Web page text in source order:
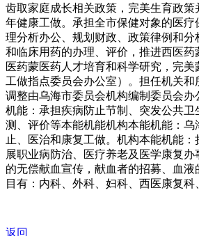
齿取家庭成长相关政策，完美生育政
年健康工做。承担全市保健对象的医
理分析办公、规划财政、政策律例和
和临床用药的办理、评价，推进西医
医药蒙医药人才培育和科学研究，完
工做指点委员会办公室）。担任机关
调整由乌海市委员会机构编制委员会
机能：承担疾病防止节制、突发公共
测、评价等本能机能机构本能机能：
止、医治和康复工做。机构本能机能
展职业病防治、医疗养老及医学康复
的无偿献血宣传，献血者的招募、血
目有：内科、外科、妇科、西医康复科
返回